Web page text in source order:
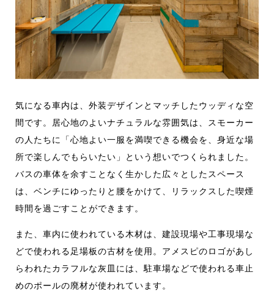
気になる車内は、外装デザインとマッチしたウッディな空
間です。居心地のよいナチュラルな雰囲気は、スモーカー
の人たちに「心地よい一服を満喫できる機会を、身近な場
所で楽しんでもらいたい」という想いでつくられました。
バスの車体を余すことなく生かした広々としたスペース
は、ベンチにゆったりと腰をかけて、リラックスした喫煙
時間を過ごすことができます。
また、車内に使われている木材は、建設現場や工事現場な
どで使われる足場板の古材を使用。アメスピのロゴがあし
らわれたカラフルな灰皿には、駐車場などで使われる車止
めのポールの廃材が使われています。